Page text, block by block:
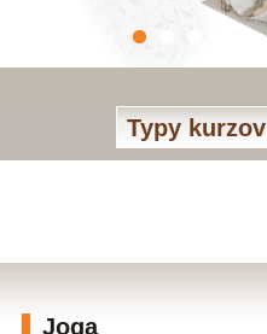
Typy kurzov
Joga